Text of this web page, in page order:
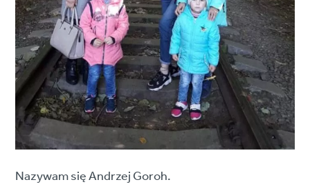
Nazywam się Andrzej Goroh.